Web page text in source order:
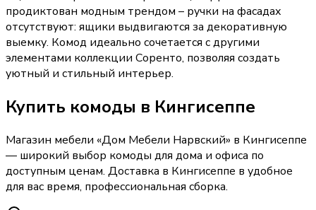
продиктован модным трендом – ручки на фасадах
отсутствуют: ящики выдвигаются за декоративную
выемку. Комод идеально сочетается с другими
элементами коллекции Соренто, позволяя создать
уютный и стильный интерьер.
Купить комоды в Кингисеппе
Магазин мебели «Дом Мебели Нарвский» в Кингисеппе
— широкий выбор комоды для дома и офиса по
доступным ценам. Доставка в Кингисеппе в удобное
для вас время, профессиональная сборка.